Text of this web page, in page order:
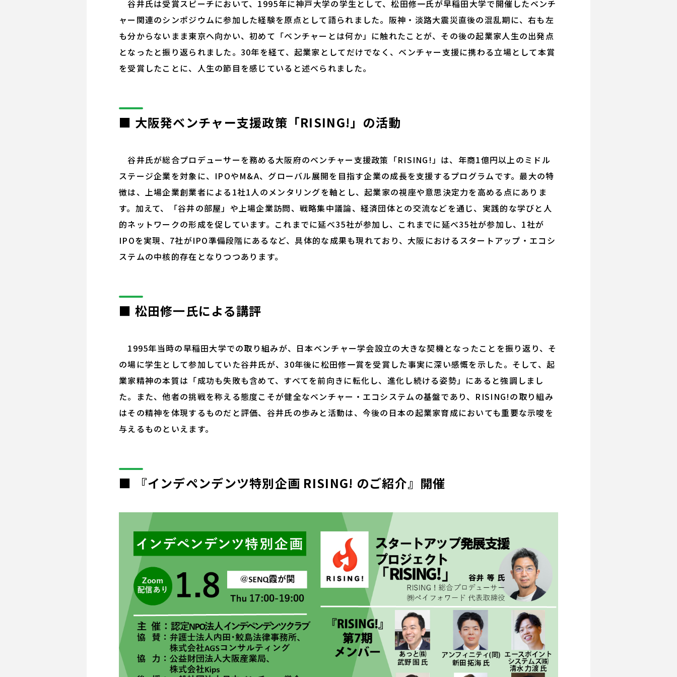
谷井氏は受賞スピーチにおいて、1995年に神戸大学の学生として、松田修一氏が早稲田大学で開催したベンチ
ャー関連のシンポジウムに参加した経験を原点として語られました。阪神・淡路大震災直後の混乱期に、右も左
も分からないまま東京へ向かい、初めて「ベンチャーとは何か」に触れたことが、その後の起業家人生の出発点
となったと振り返られました。30年を経て、起業家としてだけでなく、ベンチャー支援に携わる立場として本賞
を受賞したことに、人生の節目を感じていると述べられました。
■ 大阪発ベンチャー支援政策「RISING!」の活動
谷井氏が総合プロデューサーを務める大阪府のベンチャー支援政策「RISING!」は、年商1億円以上のミドル
ステージ企業を対象に、IPOやM&A、グローバル展開を目指す企業の成長を支援するプログラムです。最大の特
徴は、上場企業創業者による1社1人のメンタリングを軸とし、起業家の視座や意思決定力を高める点にありま
す。加えて、「谷井の部屋」や上場企業訪問、戦略集中議論、経済団体との交流などを通じ、実践的な学びと人
的ネットワークの形成を促しています。これまでに延べ35社が参加し、これまでに延べ35社が参加し、1社が
IPOを実現、7社がIPO準備段階にあるなど、具体的な成果も現れており、大阪におけるスタートアップ・エコシ
ステムの中核的存在となりつつあります。
■ 松田修一氏による講評
1995年当時の早稲田大学での取り組みが、日本ベンチャー学会設立の大きな契機となったことを振り返り、そ
の場に学生として参加していた谷井氏が、30年後に松田修一賞を受賞した事実に深い感慨を示した。そして、起
業家精神の本質は「成功も失敗も含めて、すべてを前向きに転化し、進化し続ける姿勢」にあると強調しまし
た。また、他者の挑戦を称える態度こそが健全なベンチャー・エコシステムの基盤であり、RISING!の取り組み
はその精神を体現するものだと評価、谷井氏の歩みと活動は、今後の日本の起業家育成においても重要な示唆を
与えるものといえます。
■ 『インデペンデンツ特別企画 RISING! のご紹介』開催